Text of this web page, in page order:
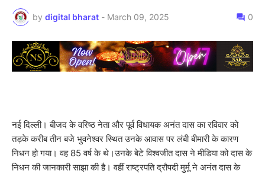
by digital bharat - March 09, 2025 0
नई दिल्ली। बीजद के वरिष्ठ नेता और पूर्व विधायक अनंत दास का रविवार को
तड़के करीब तीन बजे भुवनेश्वर स्थित उनके आवास पर लंबी बीमारी के कारण
निधन हो गया। वह 85 वर्ष के थे।उनके बेटे विश्वजीत दास ने मीडिया को दास के
निधन की जानकारी साझा की है। वहीं राष्ट्रपति द्रौपदी मुर्मू ने अनंत दास के